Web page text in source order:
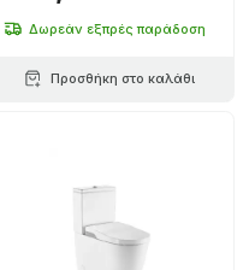
Δωρεάν εξπρές παράδοση
Προσθήκη στο καλάθι